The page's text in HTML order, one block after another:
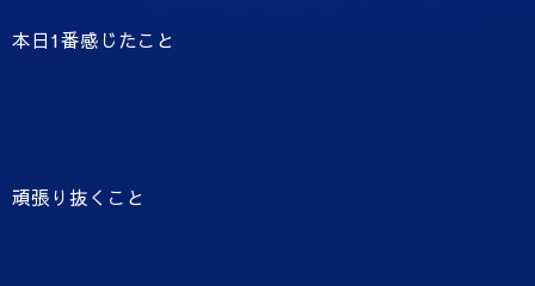
本日1番感じたこと
頑張り抜くこと